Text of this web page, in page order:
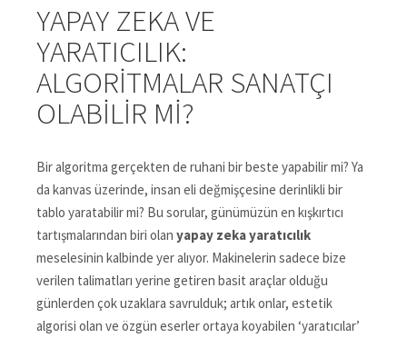
YAPAY ZEKA VE
YARATICILIK:
ALGORITMALAR SANATÇI
OLABILIR MI?
Bir algoritma gerçekten de ruhani bir beste yapabilir mi? Ya
da kanvas üzerinde, insan eli değmişçesine derinlikli bir
tablo yaratabilir mi? Bu sorular, günümüzün en kışkırtıcı
tartışmalarından biri olan yapay zeka yaratıcılık
meselesinin kalbinde yer alıyor. Makinelerin sadece bize
verilen talimatları yerine getiren basit araçlar olduğu
günlerden çok uzaklara savrulduk; artık onlar, estetik
algorisi olan ve özgün eserler ortaya koyabilen ‘yaratıcılar’